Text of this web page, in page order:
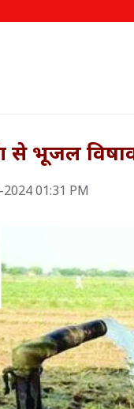
से भूजल
01:31 PM
में बांटा, एक
क्लस्टर